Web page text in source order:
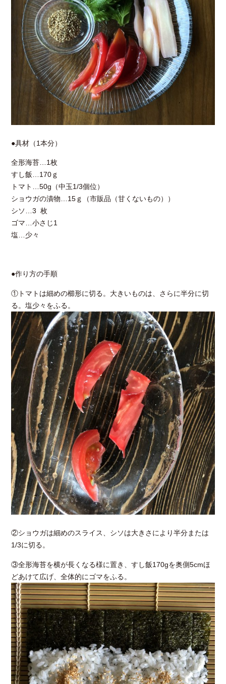
●具材（1本分）
全形海苔…1枚
すし飯…170ｇ
トマト…50g（中玉1/3個位）
ショウガの漬物…15ｇ（市販品（甘くないもの））
シソ…3 枚
ゴマ…小さじ1
塩…少々
●作り方の手順
①トマトは細めの櫛形に切る。大きいものは、さらに半分に切
る。塩少々をふる。
②ショウガは細めのスライス、シソは大きさにより半分または
1/3に切る。
③全形海苔を横が長くなる様に置き、すし飯170gを奥側5cmほ
どあけて広げ、全体的にゴマをふる。